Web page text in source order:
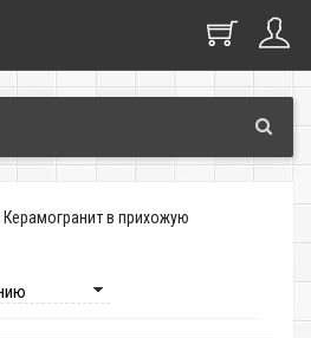
Керамогранит в прихожую